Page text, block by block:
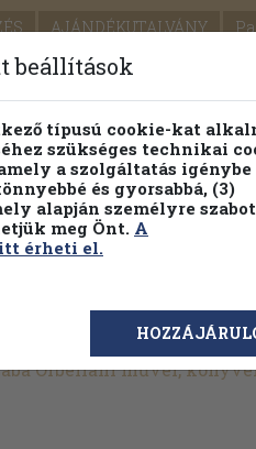
AJÁNDÉKUTALVÁNY
FENNTARTHATÓ
kereső Témaköri fa
Orbeliani művei,
beállítások
típusú cookie-kat
szükséges technikai
a szolgáltatás
és gyorsabbá, (3)
alapján személyre
meg Önt. A
érheti el.